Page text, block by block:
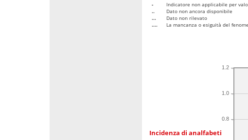
-
Indicatore non applicabile per
..
Dato non ancora disponibile
...
Dato non rilevato
....
La mancanza o esiguità del
Incidenza di analfabeti
0.8
1.0
1.2